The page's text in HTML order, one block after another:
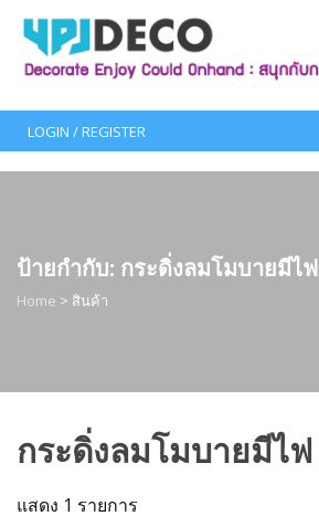
content
LOGIN / REGISTER
ป้ายกำกับ: กระดิ่งลมโมบายมีไฟ
Home > สินค้า
กระดิ่งลมโมบายมีไฟ
แสดง 1 รายการ